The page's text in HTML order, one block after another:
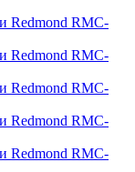
Redmond RMC-
Redmond RMC-
Redmond RMC-
Redmond RMC-
Redmond RMC-